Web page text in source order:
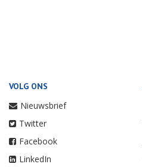
VOLG ONS
Nieuwsbrief
Twitter
Facebook
LinkedIn